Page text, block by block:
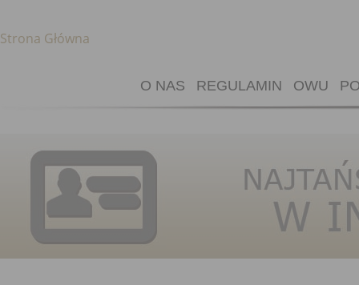
Strona Główna
O NAS REGULAMIN OWU